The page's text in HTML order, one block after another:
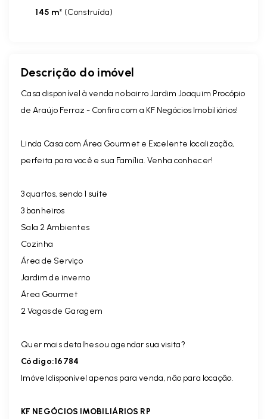
145 m² (Construída)
Descrição do imóvel
Casa disponível à venda no bairro Jardim Joaquim Procópio
de Araújo Ferraz - Confira com a KF Negócios Imobiliários!
Linda Casa com Área Gourmet e Excelente localização,
perfeita para você e sua Família. Venha conhecer!
3 quartos, sendo 1 suíte
3 banheiros
Sala 2 Ambientes
Cozinha
Área de Serviço
Jardim de inverno
Área Gourmet
2 Vagas de Garagem
Quer mais detalhes ou agendar sua visita?
Código:16784
Imóvel disponível apenas para venda, não para locação.
KF NEGÓCIOS IMOBILIÁRIOS RP